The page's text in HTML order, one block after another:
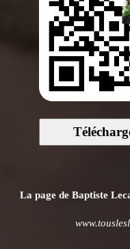
La page de Baptiste